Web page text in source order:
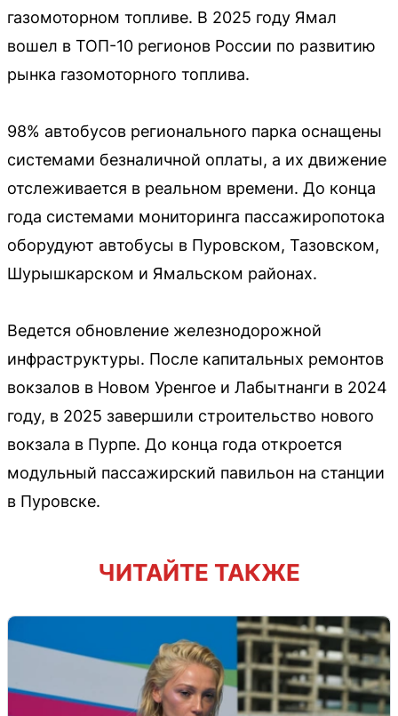
газомоторном топливе. В 2025 году Ямал
вошел в ТОП-10 регионов России по развитию
рынка газомоторного топлива.
98% автобусов регионального парка оснащены
системами безналичной оплаты, а их движение
отслеживается в реальном времени. До конца
года системами мониторинга пассажиропотока
оборудуют автобусы в Пуровском, Тазовском,
Шурышкарском и Ямальском районах.
Ведется обновление железнодорожной
инфраструктуры. После капитальных ремонтов
вокзалов в Новом Уренгое и Лабытнанги в 2024
году, в 2025 завершили строительство нового
вокзала в Пурпе. До конца года откроется
модульный пассажирский павильон на станции
в Пуровске.
ЧИТАЙТЕ ТАКЖЕ